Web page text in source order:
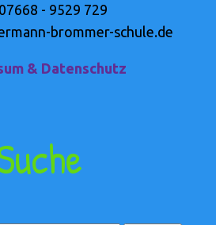
- 9529 729
brommer-schule.de
& Datenschutz